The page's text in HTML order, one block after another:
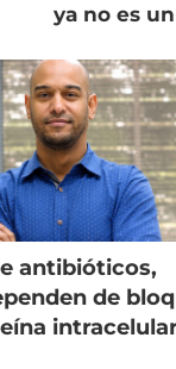
ya no es
antibióticos,
de